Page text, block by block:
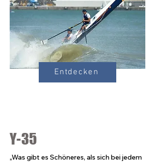
Entdecken
Y-35
„Was gibt es Schöneres, als sich bei jedem